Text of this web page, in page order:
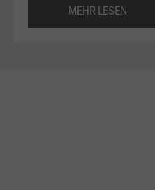
MEHR LESEN